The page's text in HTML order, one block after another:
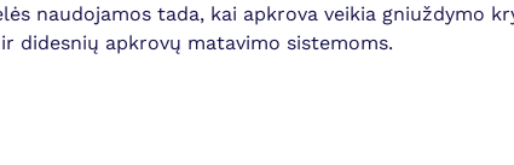
naudojamos tada, kai apkrova veikia gniuždymo
didesnių apkrovų matavimo sistemoms.